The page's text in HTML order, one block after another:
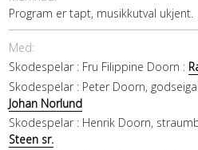
Program er tapt, musikkutval ukjent.
Med:
Skodespelar : Fru Filippine Doorn :
Skodespelar : Peter Doorn,
Johan Norlund
Skodespelar : Henrik Doorn,
Steen sr.